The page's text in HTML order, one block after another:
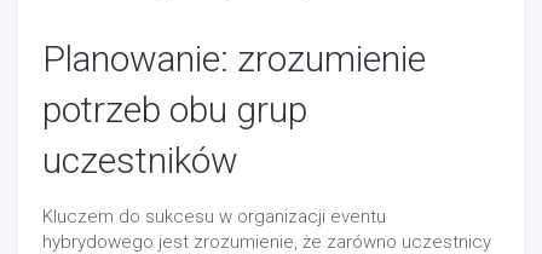
Planowanie: zrozumienie
potrzeb obu grup
uczestników
Kluczem do sukcesu w organizacji eventu
hybrydowego jest zrozumienie, że zarówno uczestnicy